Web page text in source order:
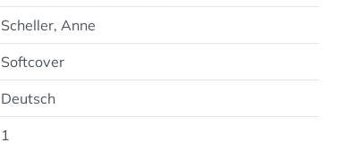
Scheller, Anne
Softcover
Deutsch
1